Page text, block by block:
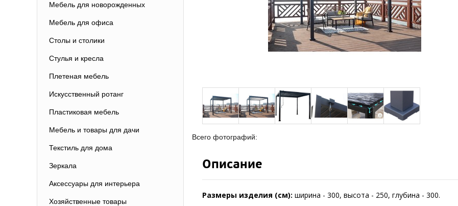
Мебель для новорожденных
Мебель для офиса
Столы и столики
Стулья и кресла
Плетеная мебель
Искусственный ротанг
Пластиковая мебель
Мебель и товары для дачи
Текстиль для дома
Зеркала
Аксессуары для интерьера
Хозяйственные товары
Всего фотографий:
Описание
Размеры изделия (см): ширина - 300, высота - 250, глубина - 300.